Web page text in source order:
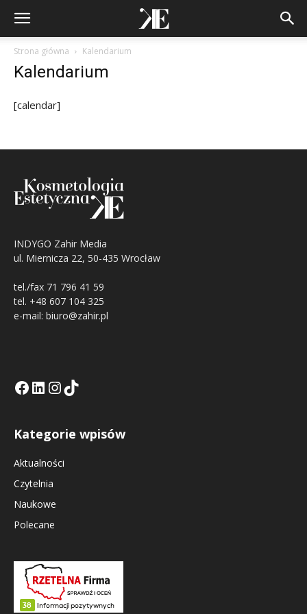
Strona główna Kalendarium
Kalendarium
[calendar]
INDYGO Zahir Media
ul. Miernicza 22, 50-435 Wrocław
tel./fax 71 796 41 59
tel. +48 607 104 325
e-mail: biuro@zahir.pl
Facebook
LinkedIn
Tik Tok KEInstagramm KE
Kategorie wpisów
Aktualności
Czytelnia
Naukowe
Polecane